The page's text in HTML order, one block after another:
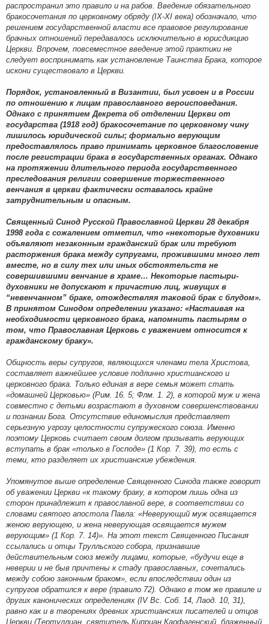
распространил это правило и на рабов. Введение обязательного
бракосочетания по церковному обряду (IX-XI века) обозначало, что
решением государственной власти все правовое регулирование
брачных отношений передавалось исключительно в юрисдикцию
Церкви. Впрочем, повсеместное введение этой практики не
следует воспринимать как установление Таинства Брака, которое
искони существовало в Церкви.
Порядок, установленный в Византии, был усвоен и в России
по отношению к лицам православного вероисповедания.
Однако с принятием Декрета об отделении Церкви от
государства (1918 год) бракосочетание по церковному чину
лишилось юридической силы; формально верующим
предоставлялось право принимать церковное благословение
после регистрации брака в государственных органах. Однако
на протяжении длительного периода государственного
преследования религии совершение торжественного
венчания в церкви фактически оставалось крайне
затруднительным и опасным.
Священный Синод Русской Православной Церкви 28 декабря
1998 года с сожалением отметил, что «некоторые духовники
объявляют незаконным гражданский брак или требуют
расторжения брака между супругами, прожившими много лет
вместе, но в силу тех или иных обстоятельств не
совершившими венчание в храме… Некоторые пастыри-
духовники не допускают к причастию лиц, живущих в
“невенчанном” браке, отождествляя таковой брак с блудом».
В принятом Синодом определении указано: «Настаивая на
необходимости церковного брака, напомнить пастырям о
том, что Православная Церковь с уважением относится к
гражданскому браку».
Общность веры супругов, являющихся членами тела Христова,
составляет важнейшее условие подлинно христианского и
церковного брака. Только единая в вере семья может стать
«домашней Церковью» (Рим. 16. 5; Флм. 1. 2), в которой муж и жена
совместно с детьми возрастают в духовном совершенствовании
и познании Бога. Отсутствие единомыслия представляет
серьезную угрозу целостности супружеского союза. Именно
поэтому Церковь считает своим долгом призывать верующих
вступать в брак «только в Господе» (1 Кор. 7. 39), то есть с
теми, кто разделяет их христианские убеждения.
Упомянутое выше определение Священного Синода также говорит
об уважении Церкви «к такому браку, в котором лишь одна из
сторон принадлежит к православной вере, в соответствии со
словами святого апостола Павла: «Неверующий муж освящается
женою верующею, и жена неверующая освящается мужем
верующим» (1 Кор. 7. 14)». На этот текст Священного Писания
ссылались и отцы Трулльского собора, признавшие
действительным союз между лицами, которые, «будучи еще в
неверии и не быв причтены к стаду православных, сочетались
между собою законным браком», если впоследствии один из
супругов обратился к вере (правило 72). Однако в том же правиле и
других канонических определениях (IV Вс. Соб. 14, Лаод. 10, 31),
равно как и в творениях древних христианских писателей и отцов
Церкви (Тертуллиан, святитель Киприан Карфагенский, блаженный